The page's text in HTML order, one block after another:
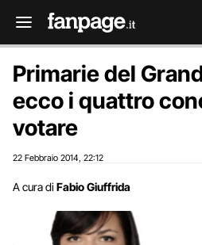
Primarie del
ecco i quattro
votare
22 Febbraio 2014 22:12
A cura di Fabio Giuffrida